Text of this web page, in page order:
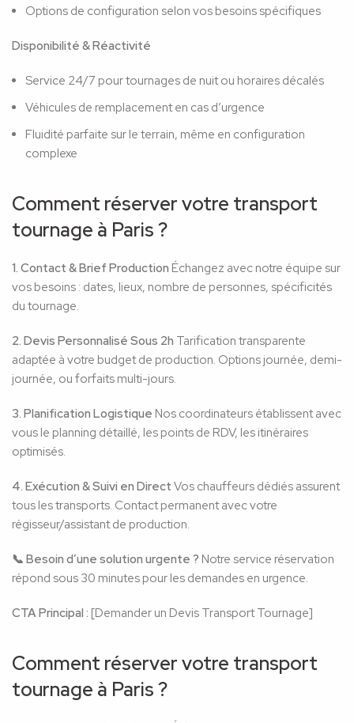
Options de configuration selon vos besoins spécifiques
Disponibilité & Réactivité
Service 24/7 pour tournages de nuit ou horaires décalés
Véhicules de remplacement en cas d’urgence
Fluidité parfaite sur le terrain, même en configuration
complexe
Comment réserver votre transport
tournage à Paris ?
1. Contact & Brief Production Échangez avec notre équipe sur
vos besoins : dates, lieux, nombre de personnes, spécificités
du tournage.
2. Devis Personnalisé Sous 2h Tarification transparente
adaptée à votre budget de production. Options journée, demi-
journée, ou forfaits multi-jours.
3. Planification Logistique Nos coordinateurs établissent avec
vous le planning détaillé, les points de RDV, les itinéraires
optimisés.
4. Exécution & Suivi en Direct Vos chauffeurs dédiés assurent
tous les transports. Contact permanent avec votre
régisseur/assistant de production.
📞 Besoin d’une solution urgente ? Notre service réservation
répond sous 30 minutes pour les demandes en urgence.
CTA Principal : [Demander un Devis Transport Tournage]
Comment réserver votre transport
tournage à Paris ?